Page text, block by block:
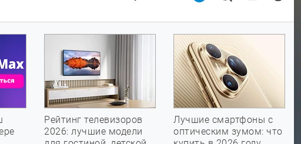
Рейтинг телевизоров
2026: лучшие модели
Лучшие смартфоны с
оптическим зумом: что